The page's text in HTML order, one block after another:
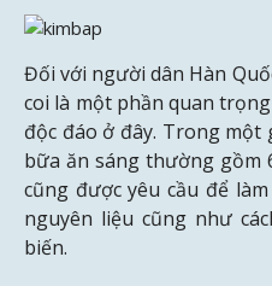
Đối với người dân Hàn
coi là một phần quan
độc đáo ở đây. Trong
bữa ăn sáng thường gồm
cũng được yêu cầu để
nguyên liệu cũng như
biến.